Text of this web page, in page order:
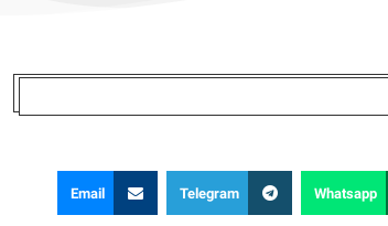
Whatsapp
Telegram
Email